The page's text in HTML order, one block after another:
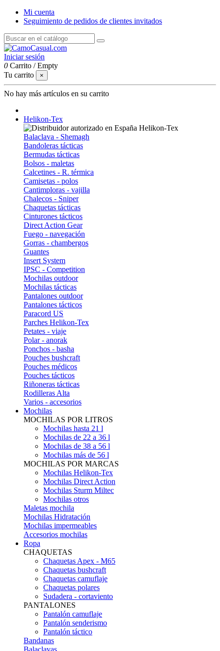
Mi cuenta
Seguimiento de pedidos de clientes invitados
Iniciar sesión
0 Carrito /Empty
Tu carrito
×
No hay más artículos en su carrito
Helikon-Tex
Balaclava - Shemagh
Bandoleras tácticas
Bermudas tácticas
Bolsos - maletas
Calcetines - R. térmica
Camisetas - polos
Cantimploras - vajilla
Chalecos - Sniper
Chaquetas tácticas
Cinturones tácticos
Direct Action Gear
Fuego - navegación
Gorras - chambergos
Guantes
Insert System
IPSC - Competition
Mochilas outdoor
Mochilas tácticas
Pantalones outdoor
Pantalones tácticos
Paracord US
Parches Helikon-Tex
Petates - viaje
Polar - anorak
Ponchos - basha
Pouches bushcraft
Pouches médicos
Pouches tácticos
Riñoneras tácticas
Rodilleras Alta
Varios - accesorios
Mochilas
MOCHILAS POR LITROS
Mochilas hasta 21 l
Mochilas de 22 a 36 l
Mochilas de 38 a 56 l
Mochilas más de 56 l
MOCHILAS POR MARCAS
Mochilas Helikon-Tex
Mochilas Direct Action
Mochilas Sturm Miltec
Mochilas otros
Maletas mochila
Mochilas Hidratación
Mochilas impermeables
Accesorios mochilas
Ropa
CHAQUETAS
Chaquetas Apex - M65
Chaquetas bushcraft
Chaquetas camuflaje
Chaquetas polares
Sudadera - cortaviento
PANTALONES
Pantalón camuflaje
Pantalón senderismo
Pantalón táctico
Bandanas
Balaclavas